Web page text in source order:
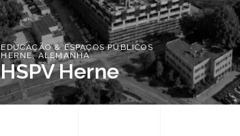
EDUCAÇÃO & ESPAÇOS PÚBLICOS
HERNE, ALEMANHA
HSPV Herne